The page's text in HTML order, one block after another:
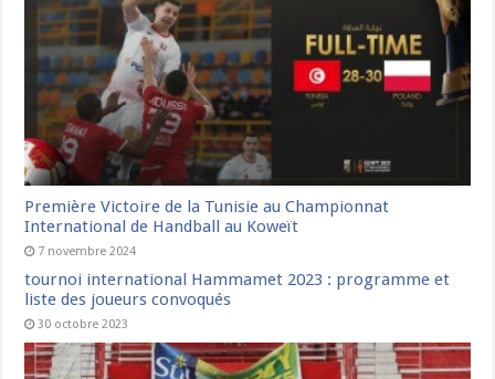
Première Victoire de la Tunisie au Championnat
International de Handball au Koweït
7 novembre 2024
tournoi international Hammamet 2023 : programme et
liste des joueurs convoqués
30 octobre 2023